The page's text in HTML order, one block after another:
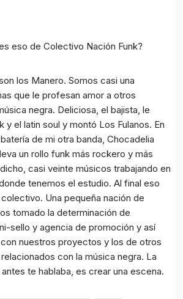
eso de Colectivo Nación Funk?
los Manero. Somos casi una
que le profesan amor a otros
negra. Deliciosa, el bajista, le
y el latin soul y montó Los Fulanos. En
de mi otra banda, Chocadelia
un rollo funk más rockero y más
casi veinte músicos trabajando en
tenemos el estudio. Al final eso
Una pequeña nación de
tomado la determinación de
sello y agencia de promoción y así
nuestros proyectos y los de otros
con la música negra. La
te hablaba, es crear una escena.